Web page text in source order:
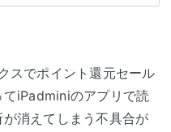
スでポイント還元セール
iPadminiのアプリで読
消えてしまう不具合が